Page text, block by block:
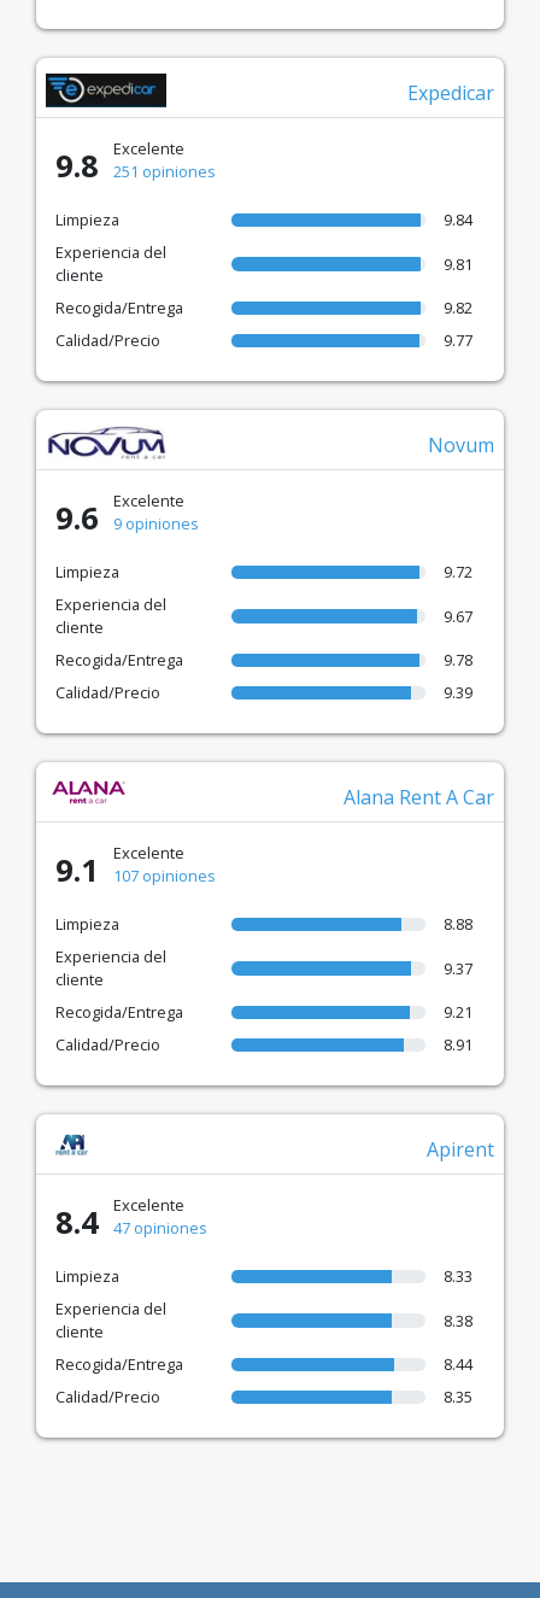
Expedicar
9.8
Excelente
251 opiniones
Limpieza
9.84
Experiencia del
cliente
9.81
Recogida/Entrega
9.82
Calidad/Precio
9.77
Novum
9.6
Excelente
9 opiniones
Limpieza
9.72
Experiencia del
cliente
9.67
Recogida/Entrega
9.78
Calidad/Precio
9.39
Alana Rent A Car
9.1
Excelente
107 opiniones
Limpieza
8.88
Experiencia del
cliente
9.37
Recogida/Entrega
9.21
Calidad/Precio
8.91
Apirent
8.4
Excelente
47 opiniones
Limpieza
8.33
Experiencia del
cliente
8.38
Recogida/Entrega
8.44
Calidad/Precio
8.35